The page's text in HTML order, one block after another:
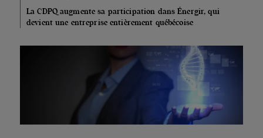
La CDPQ augmente sa participation dans Énergir, qui
devient une entreprise entièrement québécoise